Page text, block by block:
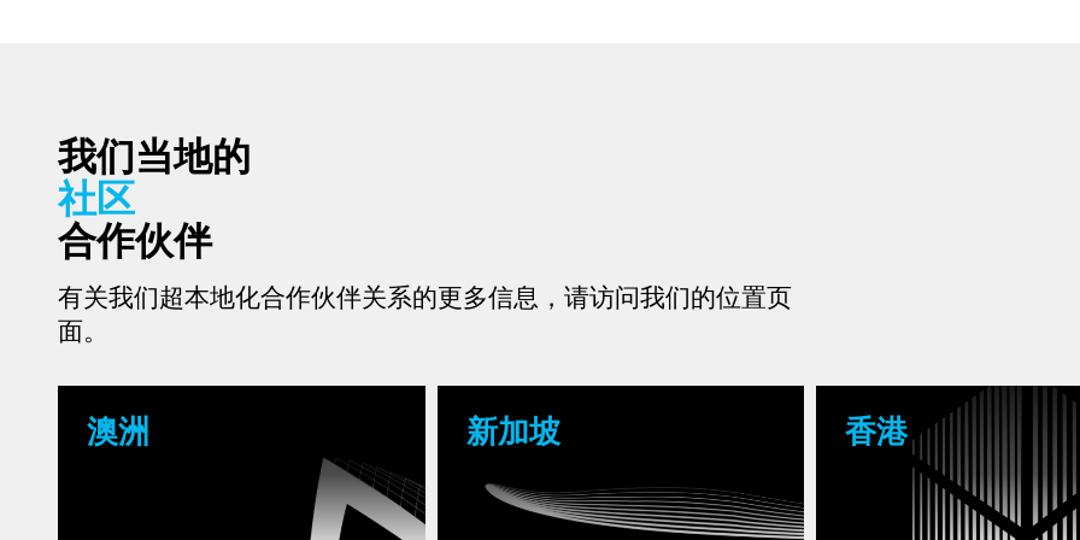
我们当地的
社区
合作伙伴
有关我们超本地化合作伙伴关系的更多信息，请访问我们的位置页
面。
澳洲 新加坡 香港